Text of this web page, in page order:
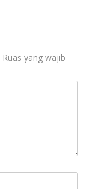
Ruas yang wajib